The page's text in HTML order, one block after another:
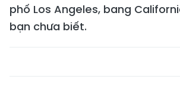
phố Los Angeles, bang
bạn chưa biết.